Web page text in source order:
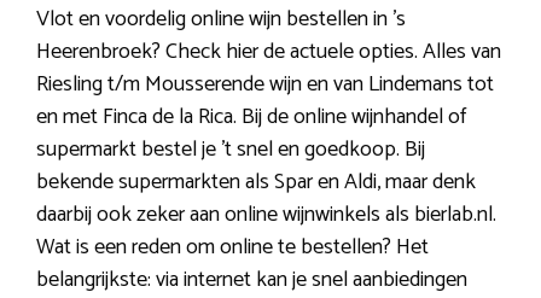
Vlot en voordelig online wijn bestellen in ’s
Heerenbroek? Check hier de actuele opties. Alles van
Riesling t/m Mousserende wijn en van Lindemans tot
en met Finca de la Rica. Bij de online wijnhandel of
supermarkt bestel je ’t snel en goedkoop. Bij
bekende supermarkten als Spar en Aldi, maar denk
daarbij ook zeker aan online wijnwinkels als bierlab.nl.
Wat is een reden om online te bestellen? Het
belangrijkste: via internet kan je snel aanbiedingen